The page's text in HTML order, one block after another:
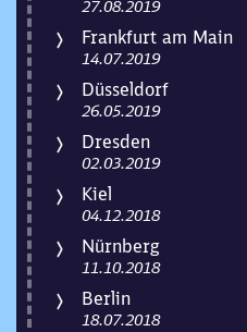
27.08.2019
Frankfurt am Main
14.07.2019
Düsseldorf
26.05.2019
Dresden
02.03.2019
Kiel
04.12.2018
Nürnberg
11.10.2018
Berlin
18.07.2018